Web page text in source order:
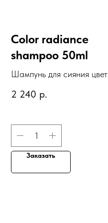
Color radiance
shampoo 50ml
Шампунь для сияния цвета
граната, 50 мл
2 240 р.
Заказать